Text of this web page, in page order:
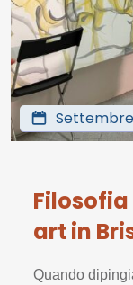
Settembre
art in
Quando